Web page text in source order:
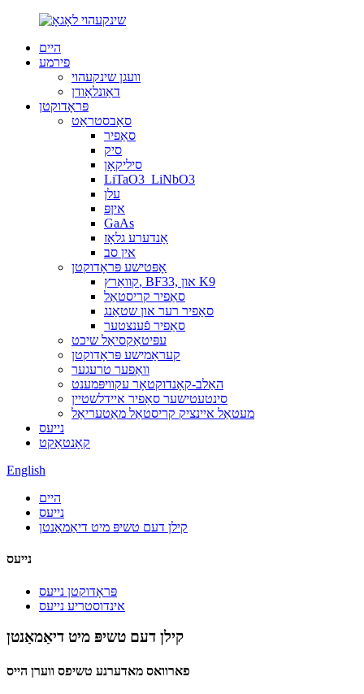
היים
פירמע
וועגן שינקעהוי
דאַונלאָודן
פּראָדוקטן
סאַבסטראַט
סאַפיר
סיק
סיליקאָן
LiTaO3_LiNbO3
עלן
איןפּ
GaAs
אַנדערע גלאָז
אין סב
אָפּטישע פּראָדוקטן
קוואַרץ, BF33, און K9
סאַפיר קריסטאַל
סאַפיר רער און שטאַנג
סאַפיר פֿענצטער
עפּיטאַקסיאַל שיכט
קעראַמישע פּראָדוקטן
וואַפער טרעגער
האַלב-קאָנדוקטאָר עקוויפּמענט
סינטעטישער סאַפיר איידלשטיין
מעטאַל איינציק קריסטאַל מאַטעריאַל
נייעס
קאָנטאַקט
English
היים
נייעס
קילן דעם טשיפּ מיט דיאַמאַנטן
נייעס
פּראָדוקטן נייעס
אינדוסטריע נייעס
קילן דעם טשיפּ מיט דיאַמאַנטן
פארוואס מאדערנע טשיפס ווערן הייס